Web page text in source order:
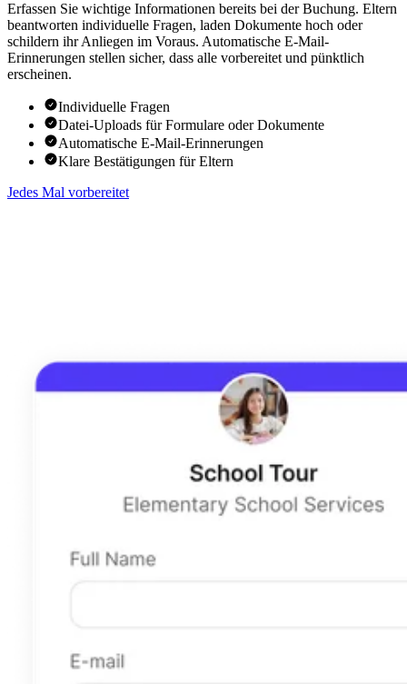
Erfassen Sie wichtige Informationen bereits bei der Buchung. Eltern
beantworten individuelle Fragen, laden Dokumente hoch oder
schildern ihr Anliegen im Voraus. Automatische E-Mail-
Erinnerungen stellen sicher, dass alle vorbereitet und pünktlich
erscheinen.
Individuelle Fragen
Datei-Uploads für Formulare oder Dokumente
Automatische E-Mail-Erinnerungen
Klare Bestätigungen für Eltern
Jedes Mal vorbereitet